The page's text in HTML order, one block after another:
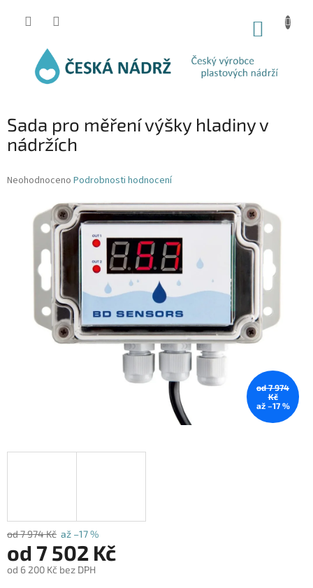
Sada pro měření výšky hladiny v
nádržích
Průměrné
hvězdiček.
Neohodnoceno Podrobnosti hodnocení
od 7 974
Kč
až –17 %
od 7 974 Kč až –17 %
od 7 502 Kč
od 6 200 Kč bez DPH